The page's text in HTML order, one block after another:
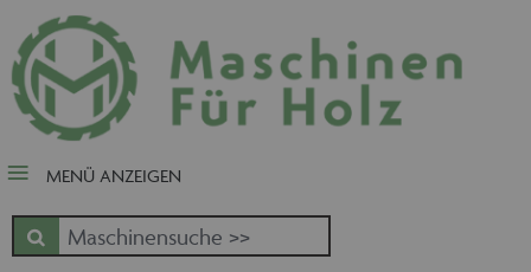
close Submenü
Nach Fertigungsschwerpunkt
Schnäppchen
Zuschnitt - Sägen
Kantenbearbeitung
Fräsen - Bohren - Hobeln - CNC
MENÜ ANZEIGEN